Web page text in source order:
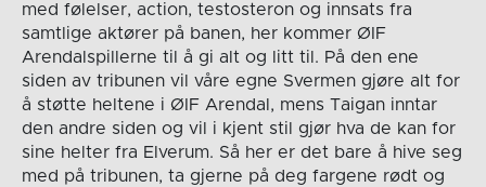
med følelser, action, testosteron og innsats fra
samtlige aktører på banen, her kommer ØIF
Arendalspillerne til å gi alt og litt til. På den ene
siden av tribunen vil våre egne Svermen gjøre alt for
å støtte heltene i ØIF Arendal, mens Taigan inntar
den andre siden og vil i kjent stil gjør hva de kan for
sine helter fra Elverum. Så her er det bare å hive seg
med på tribunen, ta gjerne på deg fargene rødt og